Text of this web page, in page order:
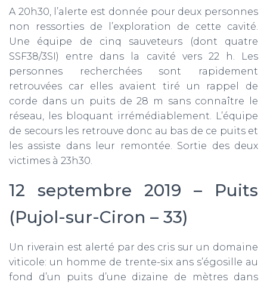
A 20h30, l’alerte est donnée pour deux personnes
non ressorties de l’exploration de cette cavité.
Une équipe de cinq sauveteurs (dont quatre
SSF38/3SI) entre dans la cavité vers 22 h. Les
personnes recherchées sont rapidement
retrouvées car elles avaient tiré un rappel de
corde dans un puits de 28 m sans connaître le
réseau, les bloquant irrémédiablement. L’équipe
de secours les retrouve donc au bas de ce puits et
les assiste dans leur remontée. Sortie des deux
victimes à 23h30.
12 septembre 2019 – Puits
(Pujol-sur-Ciron – 33)
Un riverain est alerté par des cris sur un domaine
viticole: un homme de trente-six ans s’égosille au
fond d’un puits d’une dizaine de mètres dans